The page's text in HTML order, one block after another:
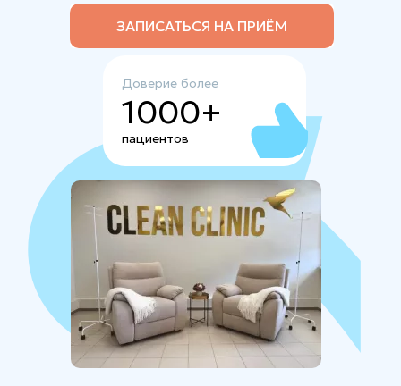
Доверие более
1000+
пациентов
ЗАПИСАТЬСЯ НА ПРИЁМ